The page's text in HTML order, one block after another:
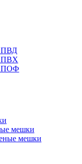
ПВД
ПВХ
ПОФ
мешки
мешки